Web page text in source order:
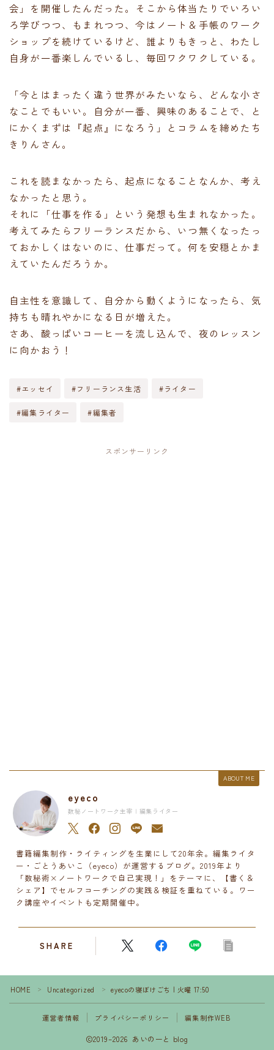
会」を開催したんだった。そこから体当たりでいろい
ろ学びつつ、もまれつつ、今はノート＆手帳のワーク
ショップを続けているけど、誰よりもきっと、わたし
自身が一番楽しんでいるし、毎回ワクワクしている。
「今とはまったく違う世界がみたいなら、どんな小さ
なことでもいい。自分が一番、興味のあることで、と
にかくまずは『起点』になろう」とコラムを締めたち
きりんさん。
これを読まなかったら、起点になることなんか、考え
なかったと思う。
それに「仕事を作る」という発想も生まれなかった。
考えてみたらフリーランスだから、いつ無くなったっ
ておかしくはないのに、仕事だって。何を安穏とかま
えていたんだろうか。
自主性を意識して、自分から動くようになったら、気
持ちも晴れやかになる日が増えた。
さあ、酸っぱいコーヒーを流し込んで、夜のレッスン
に向かおう！
#エッセイ #フリーランス生活 #ライター
#編集ライター #編集者
スポンサーリンク
ABOUT ME
eyeco
数秘ノートワーク主宰 | 編集ライター
書籍編集制作・ライティングを生業にして20年余。編集ライタ
ー・ごとうあいこ（eyeco）が運営するブログ。2019年より
「数秘術×ノートワークで自己実現！」をテーマに、【書く＆
シェア】でセルフコーチングの実践＆検証を重ねている。ワー
ク講座やイベントも定期開催中。
SHARE
HOME ＞ Uncategorized ＞ eyecoの寝ぼけごち | 火曜 17:50
運営者情報 プライバシーポリシー 編集制作WEB
2019–2026 あいのーと blog